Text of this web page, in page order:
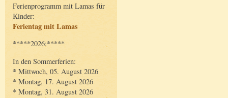
Ferienprogramm mit Lamas für
Kinder:
Ferientag mit Lamas
*****2026:*****
In den Sommerferien:
* Mittwoch, 05. August 2026
* Montag, 17. August 2026
* Montag, 31. August 2026